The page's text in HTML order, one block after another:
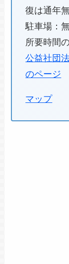
復は通年
駐車場：
所要時間
公益社団
のページ
マップ